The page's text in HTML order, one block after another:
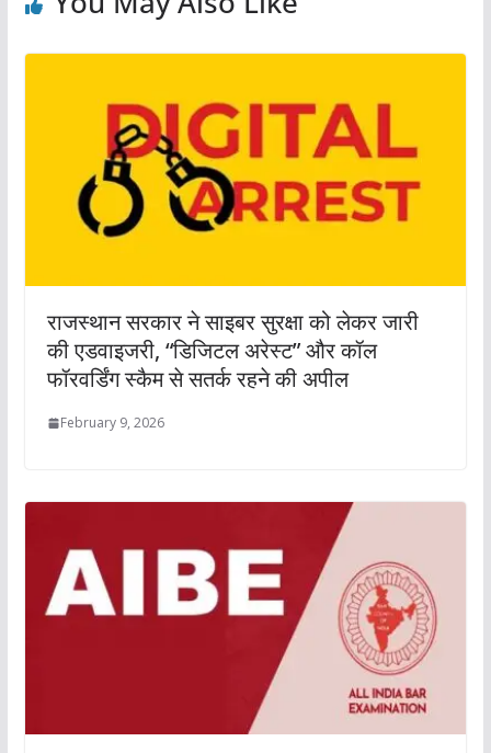
राजस्थान सरकार ने साइबर सुरक्षा को लेकर जारी
की एडवाइजरी, “डिजिटल अरेस्ट” और कॉल
फॉरवर्डिंग स्कैम से सतर्क रहने की अपील
February 9, 2026